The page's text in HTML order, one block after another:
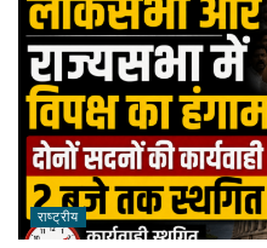
राष्ट्रीय